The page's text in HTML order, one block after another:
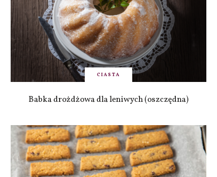
CIASTA
Babka drożdżowa dla leniwych (oszczędna)